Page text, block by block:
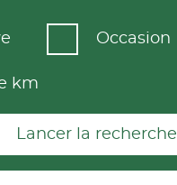
Occasion
km
Lancer la recherche